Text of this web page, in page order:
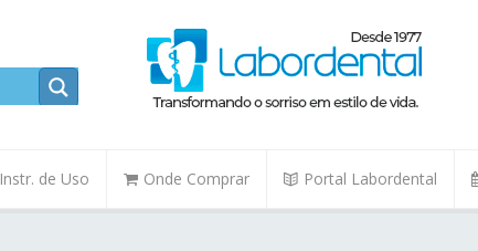
Instr. de Uso Onde Comprar Portal Labordental